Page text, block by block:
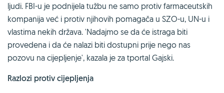
ljudi. FBI-u je podnijela tužbu ne samo protiv farmaceutskih
kompanija već i protiv njihovih pomagača u SZO-u, UN-u i
vlastima nekih država. 'Nadajmo se da će istraga biti
provedena i da će nalazi biti dostupni prije nego nas
pozovu na cijepljenje', kazala je za tportal Gajski.
Razlozi protiv cijepljenja